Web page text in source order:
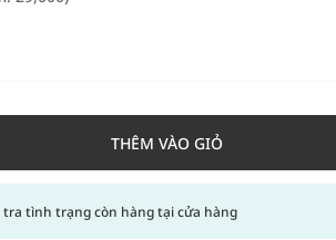
THÊM VÀO GIỎ
tra tình trạng còn hàng tại cửa hàng